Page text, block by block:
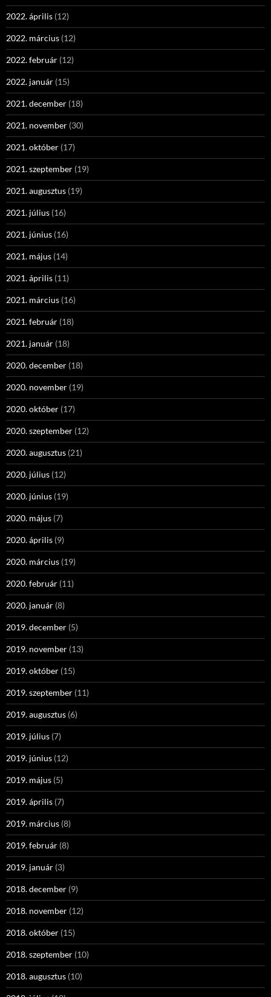
2022. április (12)
2022. március (12)
2022. február (12)
2022. január (15)
2021. december (18)
2021. november (30)
2021. október (17)
2021. szeptember (19)
2021. augusztus (19)
2021. július (16)
2021. június (16)
2021. május (14)
2021. április (11)
2021. március (16)
2021. február (18)
2021. január (18)
2020. december (18)
2020. november (19)
2020. október (17)
2020. szeptember (12)
2020. augusztus (21)
2020. július (12)
2020. június (19)
2020. május (7)
2020. április (9)
2020. március (19)
2020. február (11)
2020. január (8)
2019. december (5)
2019. november (13)
2019. október (15)
2019. szeptember (11)
2019. augusztus (6)
2019. július (7)
2019. június (12)
2019. május (5)
2019. április (7)
2019. március (8)
2019. február (8)
2019. január (3)
2018. december (9)
2018. november (12)
2018. október (15)
2018. szeptember (10)
2018. augusztus (10)